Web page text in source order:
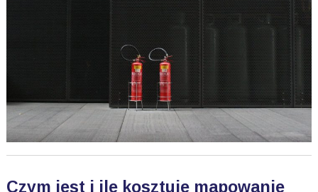
Czym jest i ile kosztuje mapowanie